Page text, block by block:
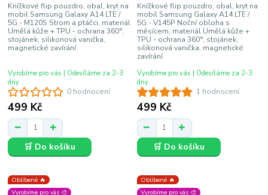
0 hodnocení
Knížkové flip pouzdro, obal, kryt na
mobil Samsung Galaxy A14 LTE /
5G - M120S Strom a ptáčci, materiál
Umělá kůže + TPU - ochrana 360°,
stojánek, silikonová vanička,
magnetické zavírání
499 Kč
Vyrobíme pro vás | Odesíláme za 2-3
dny
🛒 Do košíku
1 hodnocení
Knížkové flip pouzdro, obal, kryt na
mobil Samsung Galaxy A14 LTE /
5G - V145P Noční obloha s
měsícem, materiál Umělá kůže +
TPU - ochrana 360°, stojánek,
silikonová vanička, magnetické
zavírání
499 Kč
Vyrobíme pro vás | Odesíláme za 2-3
dny
🛒 Do košíku
Oblíbené 🔥
Vyrobíme pro vás 🎨
Oblíbené 🔥
Vyrobíme pro vás 🎨